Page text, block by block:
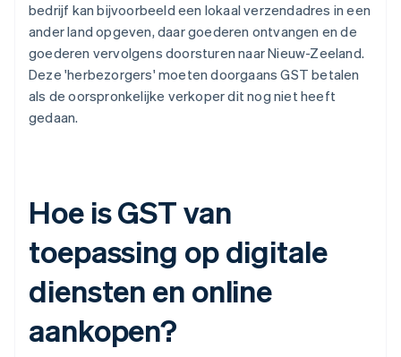
bedrijf kan bijvoorbeeld een lokaal verzendadres in een
ander land opgeven, daar goederen ontvangen en de
goederen vervolgens doorsturen naar Nieuw-Zeeland.
Deze 'herbezorgers' moeten doorgaans GST betalen
als de oorspronkelijke verkoper dit nog niet heeft
gedaan.
Hoe is GST van
toepassing op digitale
diensten en online
aankopen?